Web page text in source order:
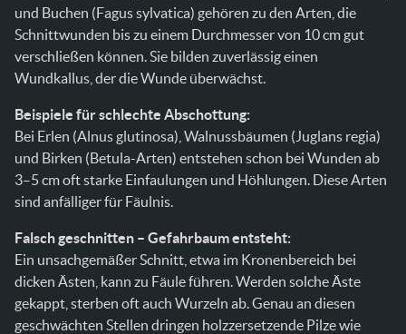
und Buchen (Fagus sylvatica) gehören zu den Arten, die
Schnittwunden bis zu einem Durchmesser von 10 cm gut
verschließen können. Sie bilden zuverlässig einen
Wundkallus, der die Wunde überwächst.
Beispiele für schlechte Abschottung:
Bei Erlen (Alnus glutinosa), Walnussbäumen (Juglans regia)
und Birken (Betula-Arten) entstehen schon bei Wunden ab
3–5 cm oft starke Einfaulungen und Höhlungen. Diese Arten
sind anfälliger für Fäulnis.
Falsch geschnitten – Gefahrbaum entsteht:
Ein unsachgemäßer Schnitt, etwa im Kronenbereich bei
dicken Ästen, kann zu Fäule führen. Werden solche Äste
gekappt, sterben oft auch Wurzeln ab. Genau an diesen
geschwächten Stellen dringen holzzersetzende Pilze wie